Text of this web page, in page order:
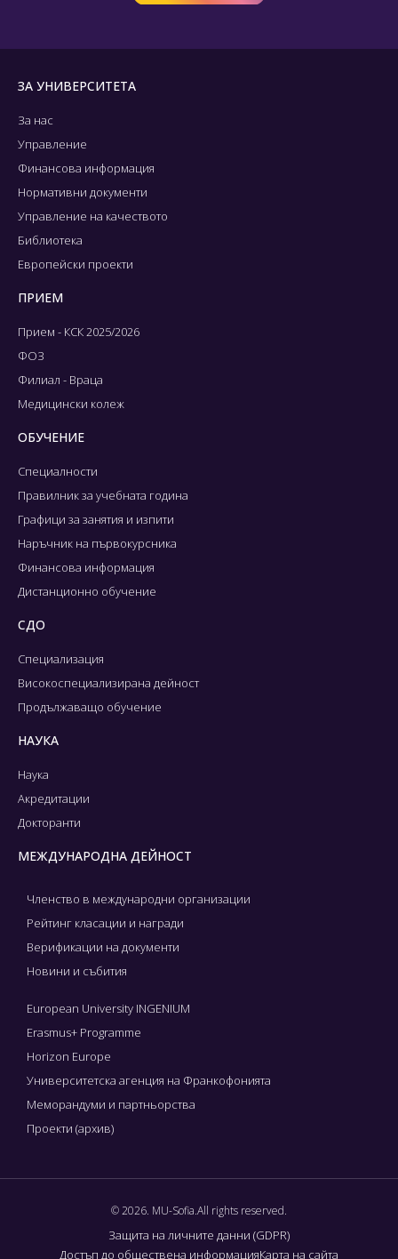
ЗА УНИВЕРСИТЕТА
За нас
Управление
Финансова информация
Нормативни документи
Управление на качеството
Библиотека
Европейски проекти
ПРИЕМ
Прием - КСК 2025/2026
ФОЗ
Филиал - Враца
Медицински колеж
ОБУЧЕНИЕ
Специалности
Правилник за учебната година
Графици за занятия и изпити
Наръчник на първокурсника
Финансова информация
Дистанционно обучение
СДО
Специализация
Високоспециализирана дейност
Продължаващо обучение
НАУКА
Наука
Акредитации
Докторанти
МЕЖДУНАРОДНА ДЕЙНОСТ
Членство в международни организации
Рейтинг класации и награди
Верификации на документи
Новини и събития
European University INGENIUM
Erasmus+ Programme
Horizon Europe
Университетска агенция на Франкофонията
Меморандуми и партньорства
Проекти (архив)
© 2026. MU-Sofia.All rights reserved.
Защита на личните данни (GDPR)
Достъп до обществена информацияКарта на сайта